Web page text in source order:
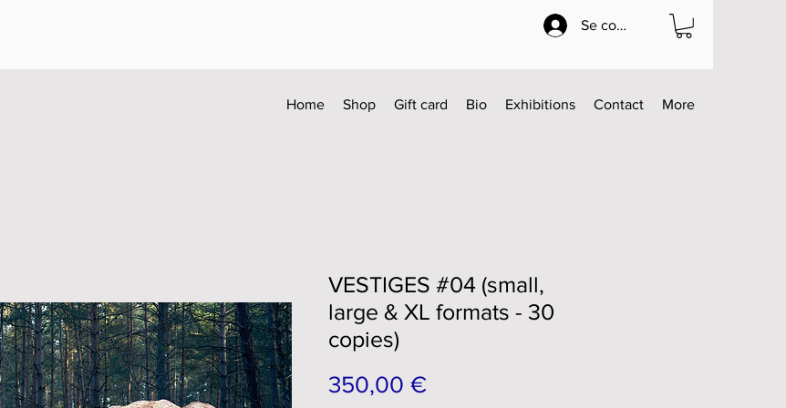
Se connecter
Home Shop Gift card Bio Exhibitions Contact More
VESTIGES #04 (small,
large & XL formats - 30
copies)
350,00 €Prix